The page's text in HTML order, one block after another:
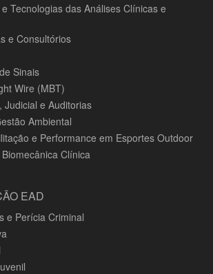
Tecnologias das Análises Clínicas e
e Consultórios
Sinais
Wire (MBT)
Judicial e Auditorias
Ambiental
e Performance em Esportes Outdoor
Clínica
EAD
e Perícia Criminal